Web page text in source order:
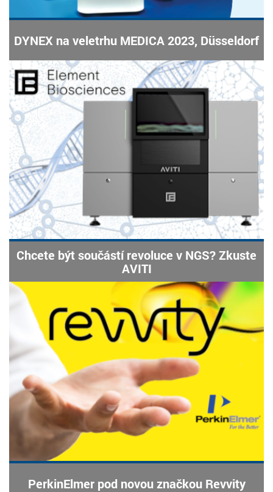
DYNEX na veletrhu MEDICA 2023, Düsseldorf
Chcete být součástí revoluce v NGS? Zkuste
AVITI
PerkinElmer pod novou značkou Revvity